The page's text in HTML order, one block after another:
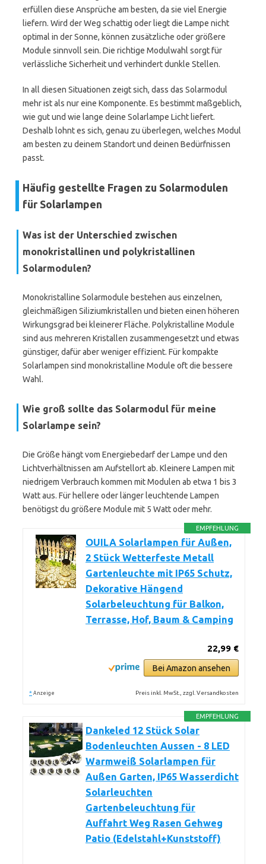
erfüllen diese Ansprüche am besten, da sie viel Energie
liefern. Wird der Weg schattig oder liegt die Lampe nicht
optimal in der Sonne, können zusätzliche oder größere
Module sinnvoll sein. Die richtige Modulwahl sorgt für
verlässliche Sicherheit und verhindert dunkle Stellen.
In all diesen Situationen zeigt sich, dass das Solarmodul
mehr ist als nur eine Komponente. Es bestimmt maßgeblich,
wie gut und wie lange deine Solarlampe Licht liefert.
Deshalb lohnt es sich, genau zu überlegen, welches Modul
am besten zu deinem Standort und deinen Bedürfnissen
passt.
Häufig gestellte Fragen zu Solarmodulen
für Solarlampen
Was ist der Unterschied zwischen
monokristallinen und polykristallinen
Solarmodulen?
Monokristalline Solarmodule bestehen aus einzelnen,
gleichmäßigen Siliziumkristallen und bieten einen höheren
Wirkungsgrad bei kleinerer Fläche. Polykristalline Module
sind aus mehreren Kristallen zusammengesetzt und etwas
günstiger, dafür aber weniger effizient. Für kompakte
Solarlampen sind monokristalline Module oft die bessere
Wahl.
Wie groß sollte das Solarmodul für meine
Solarlampe sein?
Die Größe hängt vom Energiebedarf der Lampe und den
Lichtverhältnissen am Aufstellort ab. Kleinere Lampen mit
niedrigem Verbrauch kommen mit Modulen ab etwa 1 bis 3
Watt aus. Für hellere oder länger leuchtende Lampen
benötigst du größere Module mit 5 Watt oder mehr.
EMPFEHLUNG
OUILA Solarlampen für Außen,
2 Stück Wetterfeste Metall
Gartenleuchte mit IP65 Schutz,
Dekorative Hängend
Solarbeleuchtung für Balkon,
Terrasse, Hof, Baum & Camping
22,99 €
Bei Amazon ansehen
* Anzeige Preis inkl. MwSt., zzgl. Versandkosten
EMPFEHLUNG
Dankeled 12 Stück Solar
Bodenleuchten Aussen - 8 LED
Warmweiß Solarlampen für
Außen Garten, IP65 Wasserdicht
Solarleuchten
Gartenbeleuchtung für
Auffahrt Weg Rasen Gehweg
Patio (Edelstahl+Kunststoff)